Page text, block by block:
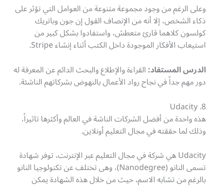
وعلى الرغم من وجود مجموعة متنوعة من العوامل التي تؤثر على
ذكاء الشخص، إلا أنه من الإنصاف القول إن جون وباتريك
كولسون كلاهما قارئ متعطش، واستفادوا بشكل كبير من
استيعاب الأفكار الموجودة داخل الكتب أثناء إنشاء Stripe.
الدرس المستفاد:القراءة والإطلاع والبحث الدائم عن المعرفة له
دور مهم جداً في نجاح رواد الأعمال بالنهوض بشركاتهم الناشئة.
Udacity .8
هذه واحدة من أفضل الشركات الناشة في العالم وأكثرها تاثيراً،
وذلك لما حققته في مجال التعليم أونلاين.
Udacity هي شركة في مجال التعليم عبر الإنترنت، توفر شهادة
تسمى النانو (Nanodegree)، وهى تختلف عن تكنولوجيا النانو
بالرغم من تشابه الاسم، حيث من خلال هذه الشهادة يمكن